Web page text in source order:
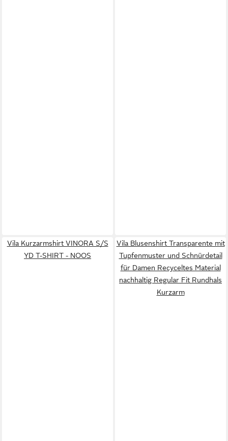
Vila Kurzarmshirt VINORA S/S
YD T-SHIRT - NOOS
Vila Blusenshirt Transparente mit
Tupfenmuster und Schnürdetail
für Damen Recyceltes Material
nachhaltig Regular Fit Rundhals
Kurzarm